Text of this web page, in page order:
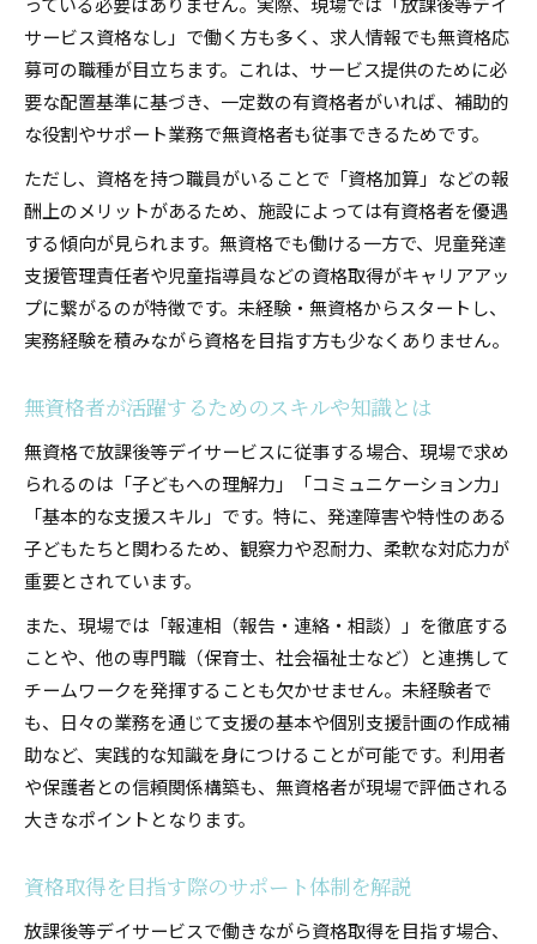
サービス資格なし」で働く方も多く、求人情報でも無資格応
募可の職種が目立ちます。これは、サービス提供のために必
要な配置基準に基づき、一定数の有資格者がいれば、補助的
な役割やサポート業務で無資格者も従事できるためです。
ただし、資格を持つ職員がいることで「資格加算」などの報
酬上のメリットがあるため、施設によっては有資格者を優遇
する傾向が見られます。無資格でも働ける一方で、児童発達
支援管理責任者や児童指導員などの資格取得がキャリアアッ
プに繋がるのが特徴です。未経験・無資格からスタートし、
実務経験を積みながら資格を目指す方も少なくありません。
無資格者が活躍するためのスキルや知識とは
無資格で放課後等デイサービスに従事する場合、現場で求め
られるのは「子どもへの理解力」「コミュニケーション力」
「基本的な支援スキル」です。特に、発達障害や特性のある
子どもたちと関わるため、観察力や忍耐力、柔軟な対応力が
重要とされています。
また、現場では「報連相（報告・連絡・相談）」を徹底する
ことや、他の専門職（保育士、社会福祉士など）と連携して
チームワークを発揮することも欠かせません。未経験者で
も、日々の業務を通じて支援の基本や個別支援計画の作成補
助など、実践的な知識を身につけることが可能です。利用者
や保護者との信頼関係構築も、無資格者が現場で評価される
大きなポイントとなります。
資格取得を目指す際のサポート体制を解説
放課後等デイサービスで働きながら資格取得を目指す場合、